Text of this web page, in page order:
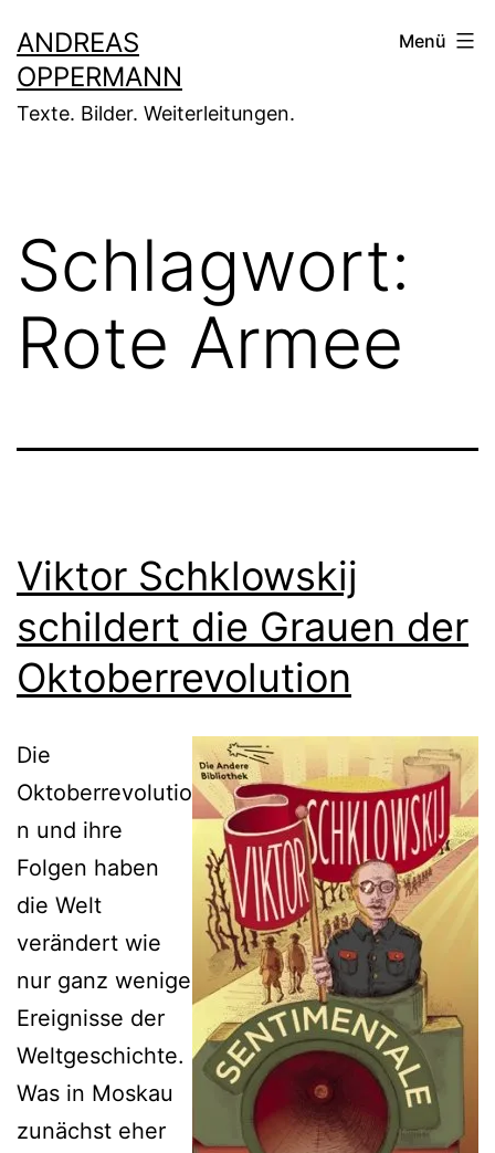
Inhalt
springen
ANDREAS
OPPERMANN
Texte. Bilder. Weiterleitungen.
Menü
Schlagwort:
Rote Armee
Viktor Schklowskij
schildert die Grauen der
Oktoberrevolution
Die
Oktoberrevolutio
n und ihre
Folgen haben
die Welt
verändert wie
nur ganz wenige
Ereignisse der
Weltgeschichte.
Was in Moskau
zunächst eher